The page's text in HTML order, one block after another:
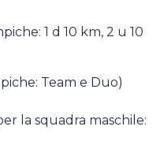
1 d 10 km, 2 u 10
Team e Duo)
la squadra maschile: